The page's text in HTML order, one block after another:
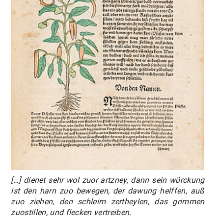
[…] dienet sehr wol zuor artzney, dann sein würckung
ist den harn zuo bewegen, der dawung helffen, auß
zuo ziehen, den schleim zertheylen, das grimmen
zuostillen, und flecken vertreiben.